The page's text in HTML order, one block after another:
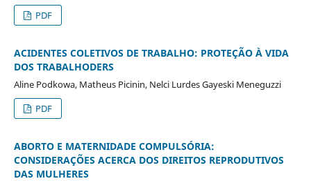
PDF
ACIDENTES COLETIVOS DE TRABALHO: PROTEÇÃO À VIDA
DOS TRABALHODERS
Aline Podkowa, Matheus Picinin, Nelci Lurdes Gayeski Meneguzzi
PDF
ABORTO E MATERNIDADE COMPULSÓRIA:
CONSIDERAÇÕES ACERCA DOS DIREITOS REPRODUTIVOS
DAS MULHERES